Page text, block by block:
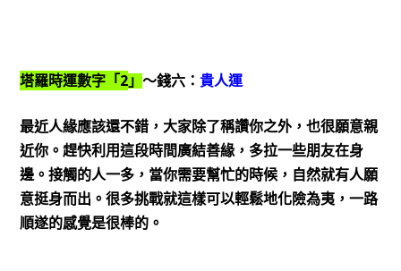
塔羅時運數字「2」 ～錢六： 貴人運
最近人緣應該還不錯，大家除了稱讚你之外，也很願意親
近你。趕快利用這段時間廣結善緣，多拉一些朋友在身
邊。接觸的人一多，當你需要幫忙的時候，自然就有人願
意挺身而出。很多挑戰就這樣可以輕鬆地化險為夷，一路
順遂的感覺是很棒的。